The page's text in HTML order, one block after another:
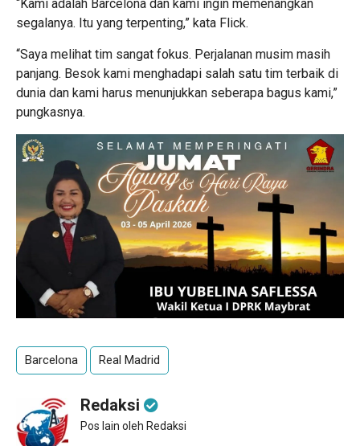
“Kami adalah Barcelona dan kami ingin memenangkan
segalanya. Itu yang terpenting,” kata Flick.
“Saya melihat tim sangat fokus. Perjalanan musim masih
panjang. Besok kami menghadapi salah satu tim terbaik di
dunia dan kami harus menunjukkan seberapa bagus kami,”
pungkasnya.
Barcelona Real Madrid
Redaksi
Pos lain oleh Redaksi